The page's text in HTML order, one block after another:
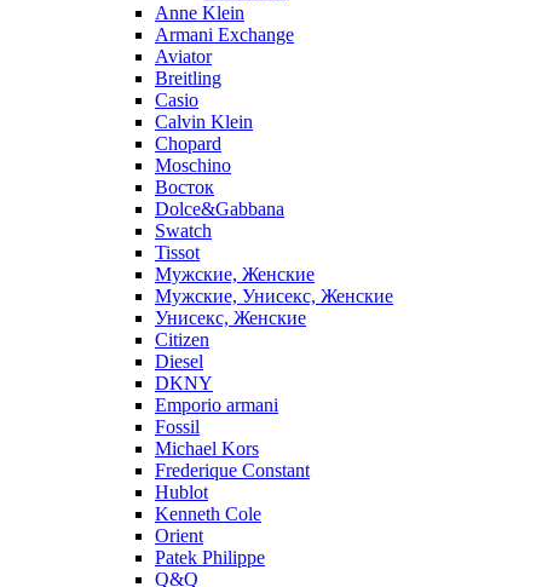
Anne Klein
Armani Exchange
Aviator
Breitling
Casio
Calvin Klein
Chopard
Moschino
Восток
Dolce&Gabbana
Swatch
Tissot
Мужские, Женские
Мужские, Унисекс, Женские
Унисекс, Женские
Citizen
Diesel
DKNY
Emporio armani
Fossil
Michael Kors
Frederique Constant
Hublot
Kenneth Cole
Orient
Patek Philippe
Q&Q